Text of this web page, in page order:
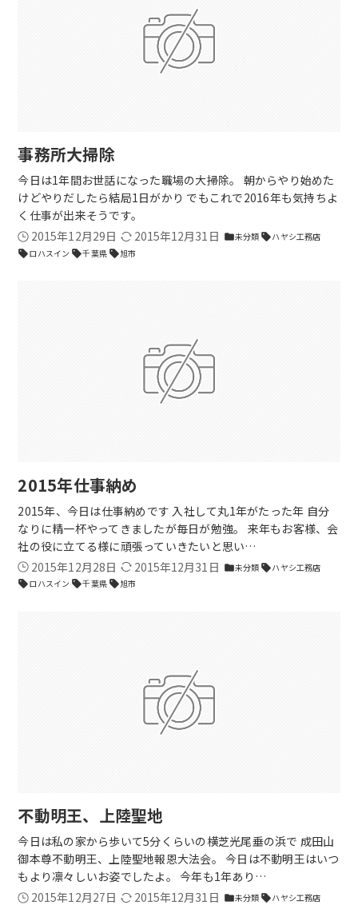
事務所大掃除
今日は1年間お世話になった職場の大掃除。 朝からやり始めた
けどやりだしたら結局1日がかり でもこれで2016年も気持ちよ
く仕事が出来そうです。
2015年12月29日
2015年12月31日 folder未分類 sellハヤシ工務店
sellロハスイン sell千葉県 sell旭市
2015年仕事納め
2015年、今日は仕事納めです 入社して丸1年がたった年 自分
なりに精一杯やってきましたが毎日が勉強。 来年もお客様、会
社の役に立てる様に頑張っていきたいと思い…
2015年12月28日
2015年12月31日 folder未分類 sellハヤシ工務店
sellロハスイン sell千葉県 sell旭市
不動明王、上陸聖地
今日は私の家から歩いて5分くらいの横芝光尾垂の浜で 成田山
御本尊不動明王、上陸聖地報恩大法会。 今日は不動明王はいつ
もより凛々しいお姿でしたよ。 今年も1年あり…
2015年12月27日
2015年12月31日 folder未分類 sellハヤシ工務店